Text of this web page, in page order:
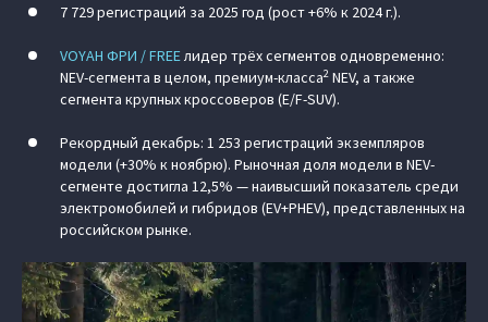
7 729 регистраций за 2025 год (рост +6% к 2024 г.).
VOYAH ФРИ / FREEлидер трёх сегментов одновременно:
NEV-сегмента в целом, премиум-класса2 NEV, а также
сегмента крупных кроссоверов (E/F-SUV).
Рекордный декабрь: 1 253 регистраций экземпляров
модели (+30% к ноябрю). Рыночная доля модели в NEV-
сегменте достигла 12,5% — наивысший показатель среди
электромобилей и гибридов (EV+PHEV), представленных на
российском рынке.